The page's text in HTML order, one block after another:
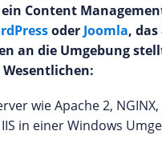
Content
oder Joomla,
an die Umgebung
wie Apache 2,
in einer Windows